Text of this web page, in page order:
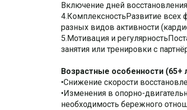
Включение дней
4.КомплексностьРазвитие всех
разных видов активности
5.Мотивация и
занятия или тренировки с
Возрастные особенности (65+
•Снижение скорости
•Изменения в опорно-
необходимость бережного